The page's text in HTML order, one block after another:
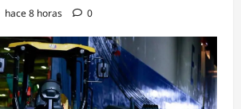
hace 8 horas 0